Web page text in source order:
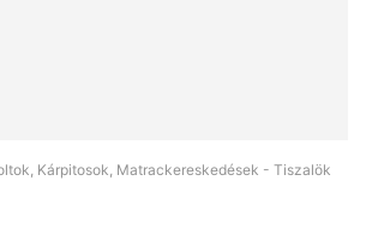
Kárpitosok, Matrackereskedések - Tiszalök